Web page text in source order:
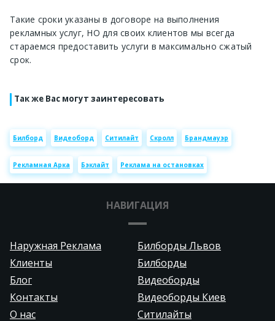
Такие сроки указаны в договоре на выполнения
рекламных услуг, НО для своих клиентов мы всегда
стараемся предоставить услуги в максимально сжатый
срок.
Так же Вас могут заинтересовать
Билборд Видеоборд Ситилайт Скролл Брандмауэр
Рекламная Арка Бэклайт Реклама на остановках
НАВИГАЦИЯ
Наружная Реклама
Билборды Львов
Клиенты
Билборды
Блог
Видеоборды
Контакты
Видеоборды Киев
О нас
Ситилайты